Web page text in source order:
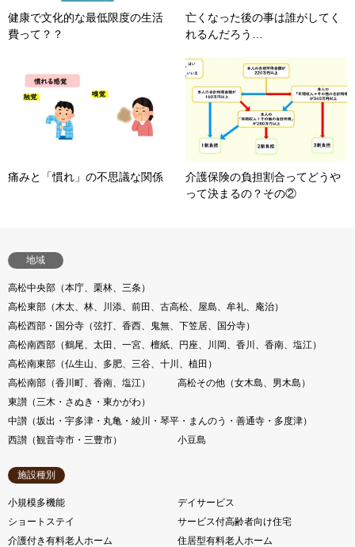
健康で文化的な最低限度の生活
費って？？
亡くなった後の事は誰がしてく
れるんだろう…
痛みと「慣れ」の不思議な関係
介護保険の負担割合ってどうや
って決まるの？その②
地域
高松中央部（本庁、栗林、三条）
高松東部（木太、林、川添、前田、古高松、屋島、牟礼、庵治）
高松西部・国分寺（弦打、香西、鬼無、下笠居、国分寺）
高松南西部（鶴尾、太田、一宮、檀紙、円座、川岡、香川、香南、塩江）
高松南東部（仏生山、多肥、三谷、十川、植田）
高松南部（香川町、香南、塩江）
高松その他（女木島、男木島）
東讃（三木・さぬき・東かがわ）
中讃（坂出・宇多津・丸亀・綾川・琴平・まんのう・善通寺・多度津）
西讃（観音寺市・三豊市）
小豆島
施設種別
小規模多機能
デイサービス
ショートステイ
サービス付高齢者向け住宅
介護付き有料老人ホーム
住居型有料老人ホーム